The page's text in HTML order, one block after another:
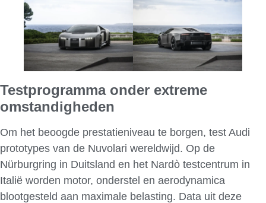
Testprogramma onder extreme
omstandigheden
Om het beoogde prestatieniveau te borgen, test Audi
prototypes van de Nuvolari wereldwijd. Op de
Nürburgring in Duitsland en het Nardò testcentrum in
Italië worden motor, onderstel en aerodynamica
blootgesteld aan maximale belasting. Data uit deze